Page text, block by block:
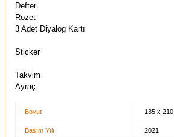
Defter
Rozet
3 Adet Diyalog Kartı
Sticker
Takvim
Ayraç
Boyut 135 x 210
Basım Yılı 2021